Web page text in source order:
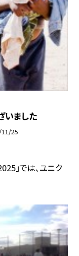
いました
25
」では、ユニク